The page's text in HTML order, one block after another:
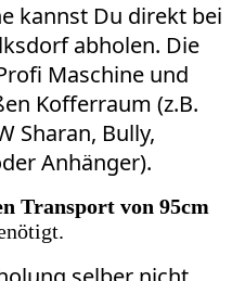
kannst Du direkt bei
abholen. Die
Maschine und
Kofferraum (z.B.
Sharan, Bully,
Anhänger).
Transport von 95cm